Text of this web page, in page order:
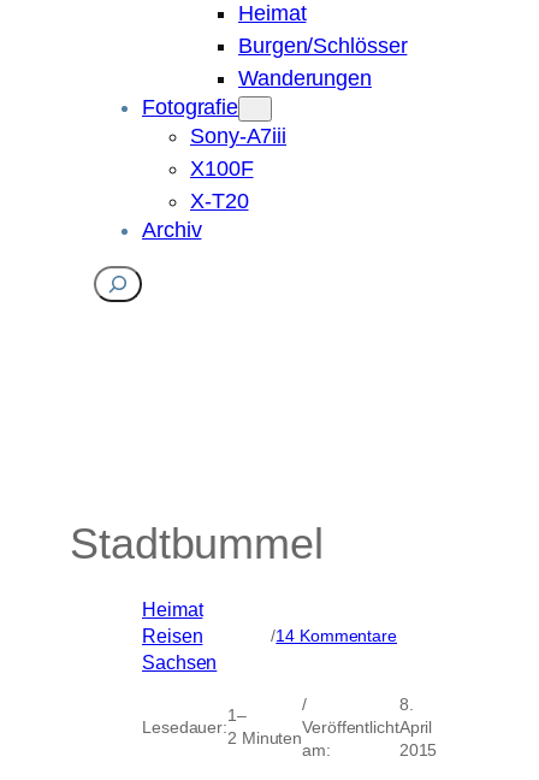
Heimat
Burgen/Schlösser
Wanderungen
Fotografie
Sony-A7iii
X100F
X-T20
Archiv
Suchen
Stadtbummel
Heimat
Reisen
Sachsen
/14 Kommentarezu
Lesedauer:
1–
2 Minuten
/
Veröffentlicht
am:
8.
April
2015